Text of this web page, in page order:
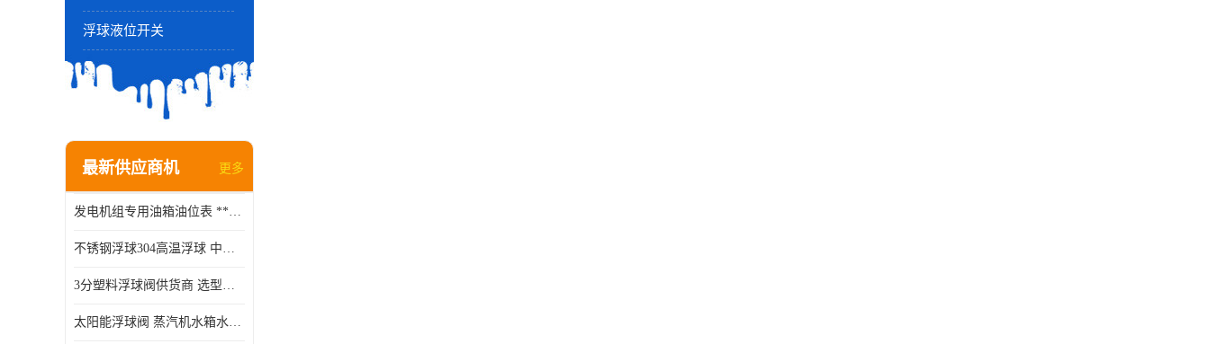
浮球液位开关
最新供应商机 更多
发电机组专用油箱油位表 **指针式机械式油表
不锈钢浮球304高温浮球 中空磁性浮球 规格齐全
3分塑料浮球阀供货商 选型说明
太阳能浮球阀 蒸汽机水箱水位控制阀 规格齐全